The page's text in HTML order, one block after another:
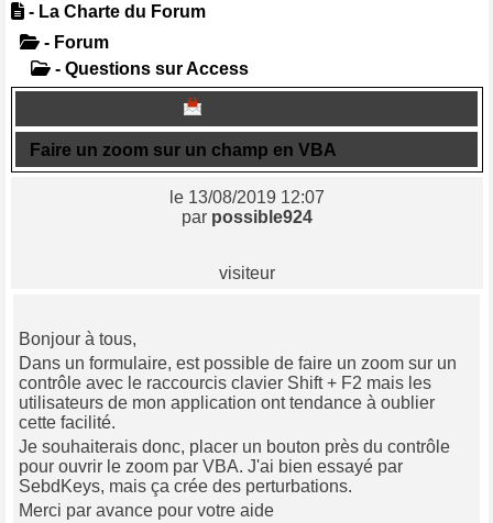
- La Charte du Forum
- Forum
- Questions sur Access
Faire un zoom sur un champ en VBA
le 13/08/2019 12:07
par possible924
visiteur
Bonjour à tous,
Dans un formulaire, est possible de faire un zoom sur un
contrôle avec le raccourcis clavier Shift + F2 mais les
utilisateurs de mon application ont tendance à oublier
cette facilité.
Je souhaiterais donc, placer un bouton près du contrôle
pour ouvrir le zoom par VBA. J'ai bien essayé par
SebdKeys, mais ça crée des perturbations.
Merci par avance pour votre aide